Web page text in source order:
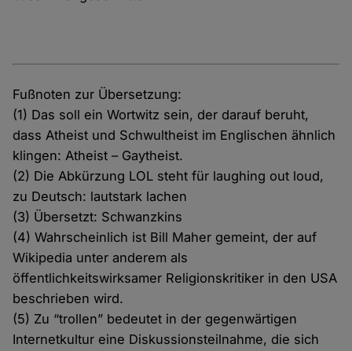
Fußnoten zur Übersetzung:
(1) Das soll ein Wortwitz sein, der darauf beruht,
dass Atheist und Schwultheist im Englischen ähnlich
klingen: Atheist – Gaytheist.
(2) Die Abkürzung LOL steht für laughing out loud,
zu Deutsch: lautstark lachen
(3) Übersetzt: Schwanzkins
(4) Wahrscheinlich ist Bill Maher gemeint, der auf
Wikipedia unter anderem als
öffentlichkeitswirksamer Religionskritiker in den USA
beschrieben wird.
(5) Zu “trollen” bedeutet in der gegenwärtigen
Internetkultur eine Diskussionsteilnahme, die sich